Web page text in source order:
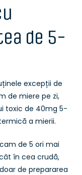
de 5-
excepții de
de miere pe zi,
toxic de 40mg 5-
a mierii.
de 5 ori mai
în cea crudă,
de prepararea